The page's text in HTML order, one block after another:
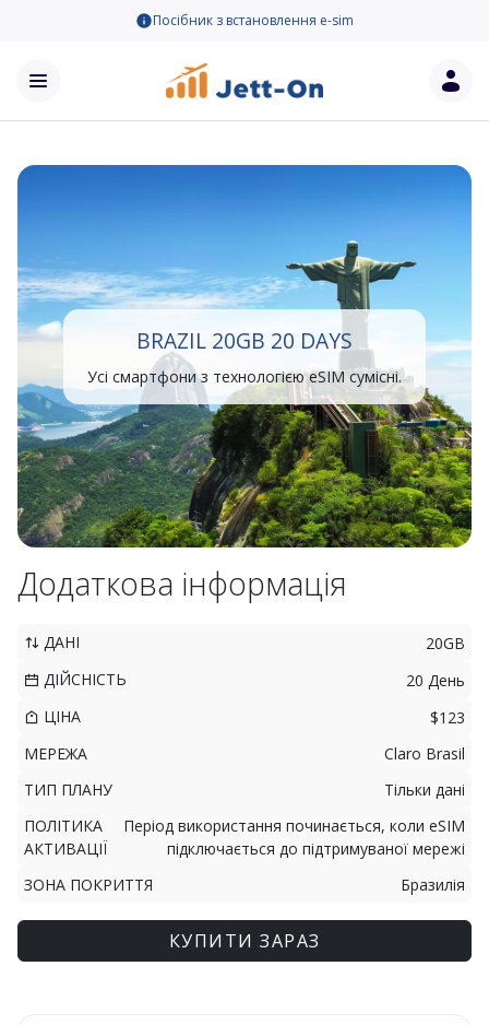
Посібник з встановлення e-sim
BRAZIL 20GB 20 DAYS
Усі смартфони з технологією eSIM сумісні.
Додаткова інформація
ДАНІ
20GB
ДІЙСНІСТЬ
20 День
ЦІНА
$123
МЕРЕЖА
Claro Brasil
ТИП ПЛАНУ
Тільки дані
ПОЛІТИКА
АКТИВАЦІЇ
Період використання починається, коли eSIM
підключається до підтримуваної мережі
ЗОНА ПОКРИТТЯ
Бразилія
КУПИТИ ЗАРАЗ